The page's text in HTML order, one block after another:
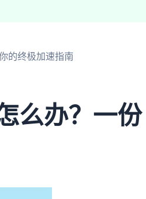
的终极加速指南
么办？一份